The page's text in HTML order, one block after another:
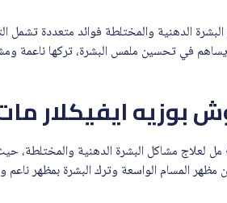
ايفيكلار مات 40 مل يمنح البشرة الدهنية والمختلطة فوائد
يساهم في تحسين ملمس البشرة، تركها ناعمة
ايفيكلار مات 40
يُستخدم لاروش بوزيه ايفيكلار مات 40 مل لعلاج مشاكل البشرة
المسام الواسعة وترك البشرة بمظهر